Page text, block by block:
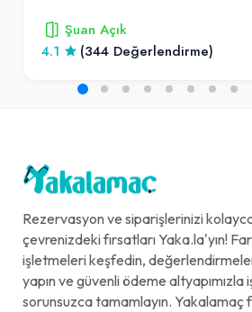
Şuan Açık
4.1
(344 Değerlendirme)
Rezervasyon ve siparişlerinizi
çevrenizdeki fırsatları Yaka.la'yın!
işletmeleri keşfedin,
yapın ve güvenli ödeme altyapımızla
sorunsuzca tamamlayın. Yakalamaç